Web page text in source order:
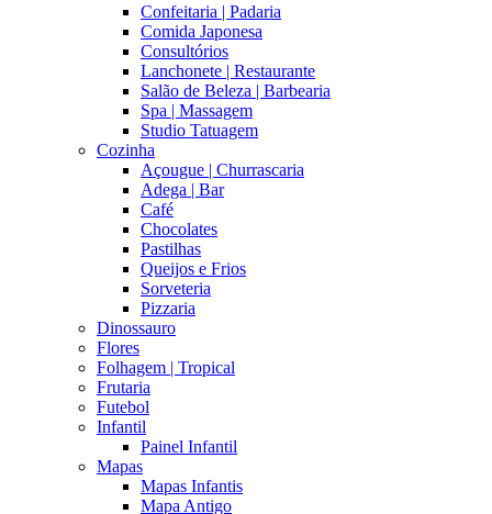
Confeitaria | Padaria
Comida Japonesa
Consultórios
Lanchonete | Restaurante
Salão de Beleza | Barbearia
Spa | Massagem
Studio Tatuagem
Cozinha
Açougue | Churrascaria
Adega | Bar
Café
Chocolates
Pastilhas
Queijos e Frios
Sorveteria
Pizzaria
Dinossauro
Flores
Folhagem | Tropical
Frutaria
Futebol
Infantil
Painel Infantil
Mapas
Mapas Infantis
Mapa Antigo